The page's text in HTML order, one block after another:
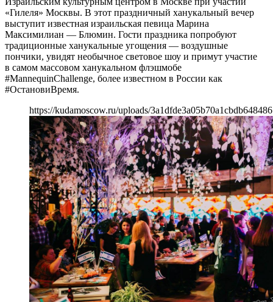
«Гилеля» Москвы. В этот праздничный ханукальный вечер
выступит известная израильская певица Марина
Максимилиан — Блюмин. Гости праздника попробуют
традиционные ханукальные угощения — воздушные
пончики, увидят необычное световое шоу и примут участие
в самом массовом ханукальном флэшмобе
#MannequinChallenge, более известном в России как
#ОстановиВремя.
https://kudamoscow.ru/uploads/